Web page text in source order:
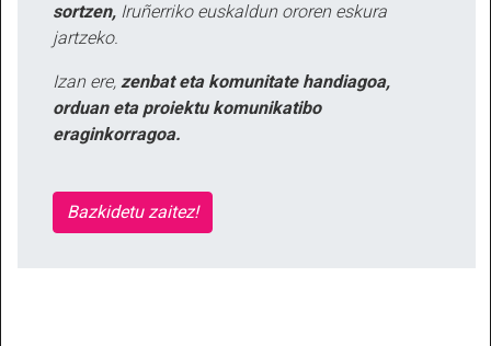
sortzen, Iruñerriko euskaldun ororen eskura
jartzeko.
Izan ere, zenbat eta komunitate handiagoa,
orduan eta proiektu komunikatibo
eraginkorragoa.
Bazkidetu zaitez!